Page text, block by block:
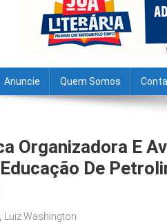
Anuncie Quem Somos
Organizadora E
De
Luiz Washington